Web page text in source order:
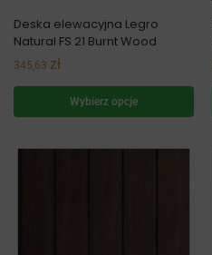
Deska elewacyjna Legro
Natural FS 21 Burnt Wood
345,63 zł
Wybierz opcje